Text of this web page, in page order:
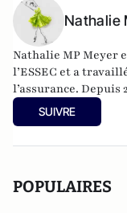
Nathalie
Nathalie MP Meyer
l’ESSEC et a
l’assurance. Depuis
avec l’objectif de
d’expliquer en quoi
SUIVRE
POPULAIRES